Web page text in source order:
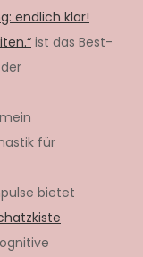
endlich klar!
ist das Best-
für
bietet